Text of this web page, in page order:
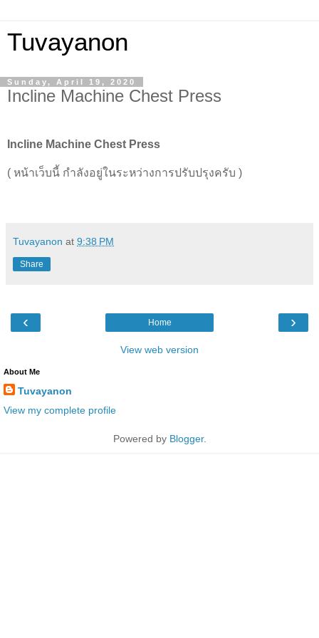
Tuvayanon
Sunday, April 19, 2020
Incline Machine Chest Press
Incline Machine Chest Press
( หน้าเว็บนี้ กำลังอยู่ในระหว่างการปรับปรุงครับ )
Tuvayanon at 9:38 PM
Share
‹ ›
Home
View web version
About Me
Tuvayanon
View my complete profile
Powered by Blogger.